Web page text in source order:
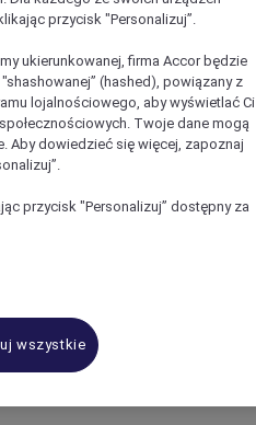
przycisk "Personalizuj”.
ukierunkowanej, firma Accor będzie
(hashed), powiązany z
lojalnościowego, aby wyświetlać Ci
Twoje dane mogą
Aby dowiedzieć się więcej, zapoznaj
przycisk "Personalizuj” dostępny za
wszystkie